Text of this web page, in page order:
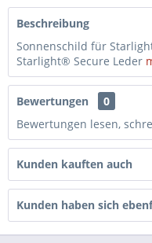
Beschreibung
Sonnenschild für
Starlight® Secure Leder
Bewertungen
0
Bewertungen lesen,
Kunden kauften auch
Kunden haben sich